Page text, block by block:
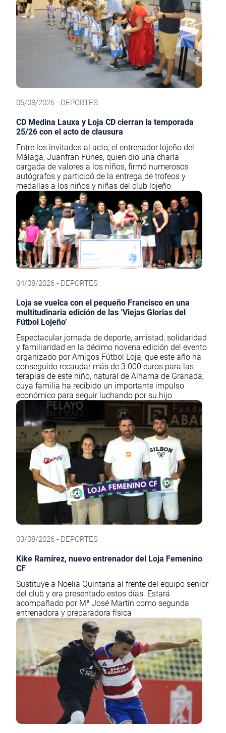
05/08/2026 - DEPORTES
CD Medina Lauxa y Loja CD cierran la temporada
25/26 con el acto de clausura
Entre los invitados al acto, el entrenador lojeño del
Málaga, Juanfran Funes, quien dio una charla
cargada de valores a los niños, firmó numerosos
autógrafos y participó de la entrega de trofeos y
medallas a los niños y niñas del club lojeño
04/08/2026 - DEPORTES
Loja se vuelca con el pequeño Francisco en una
multitudinaria edición de las ‘Viejas Glorias del
Fútbol Lojeño’
Espectacular jornada de deporte, amistad, solidaridad
y familiaridad en la décimo novena edición del evento
organizado por Amigos Fútbol Loja, que este año ha
conseguido recaudar más de 3.000 euros para las
terapias de este niño, natural de Alhama de Granada,
cuya familia ha recibido un importante impulso
económico para seguir luchando por su hijo
03/08/2026 - DEPORTES
Kike Ramírez, nuevo entrenador del Loja Femenino
CF
Sustituye a Noelia Quintana al frente del equipo senior
del club y era presentado estos días. Estará
acompañado por Mª José Martín como segunda
entrenadora y preparadora física